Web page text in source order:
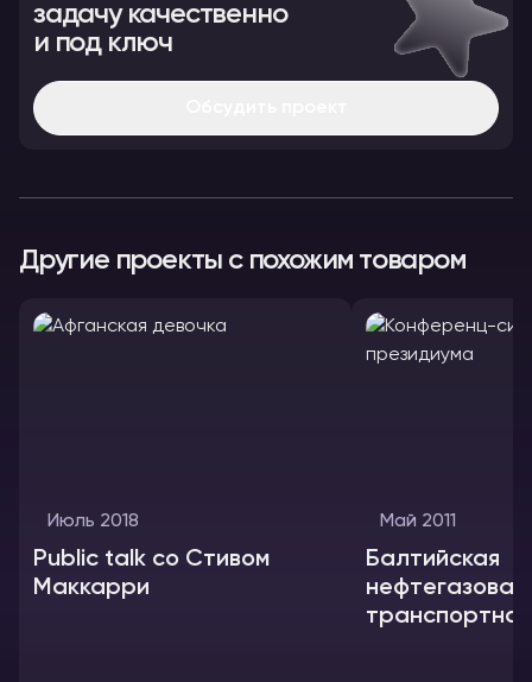
задачу качественно
и под ключ
Другие проекты с похожим товаром
Июль 2018
Public talk со Стивом
Маккарри
Май 2011
Балтийская
транспортная